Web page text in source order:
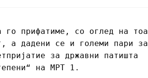
го прифатиме, со оглед на тоа
а дадени се и големи пари за
за државни патишта
на МРТ 1.